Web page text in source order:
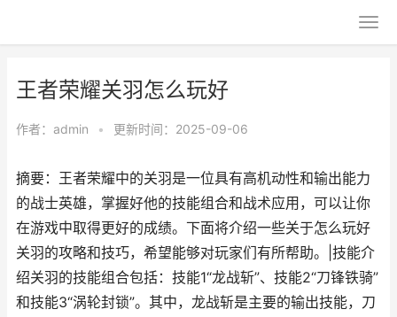
王者荣耀关羽怎么玩好
作者： admin • 更新时间：2025-09-06
摘要：王者荣耀中的关羽是一位具有高机动性和输出能力
的战士英雄，掌握好他的技能组合和战术应用，可以让你
在游戏中取得更好的成绩。下面将介绍一些关于怎么玩好
关羽的攻略和技巧，希望能够对玩家们有所帮助。|技能介
绍关羽的技能组合包括：技能1“龙战斩”、技能2“刀锋铁骑”
和技能3“涡轮封锁”。其中，龙战斩是主要的输出技能，刀